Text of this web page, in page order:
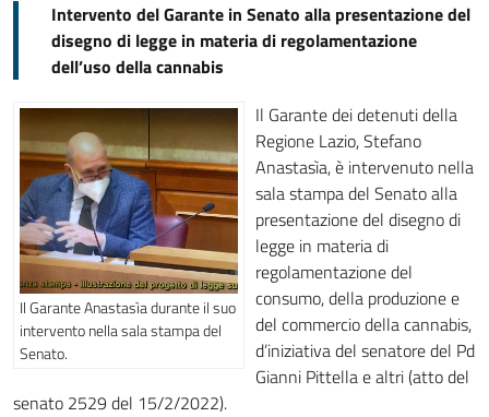
Intervento del Garante in Senato alla presentazione del
disegno di legge in materia di regolamentazione
dell’uso della cannabis
Il Garante Anastasìa durante il suo
intervento nella sala stampa del
Senato.
Il Garante dei detenuti della
Regione Lazio, Stefano
Anastasìa, è intervenuto nella
sala stampa del Senato alla
presentazione del disegno di
legge in materia di
regolamentazione del
consumo, della produzione e
del commercio della cannabis,
d’iniziativa del senatore del Pd
Gianni Pittella e altri (atto del
senato 2529 del 15/2/2022).